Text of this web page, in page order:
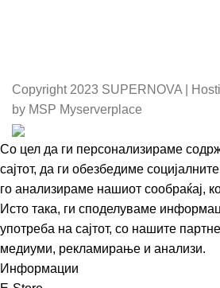
Copyright 2023 SUPERNOVA |
by MSP Myserverplace
Со цел да ги персонализираме
сајтот, да ги обезбедиме
го анализираме нашиот сообраќај,
Исто така, ги споделуваме
употреба на сајтот, со нашите
медиуми, рекламирање и анализи.
Информации